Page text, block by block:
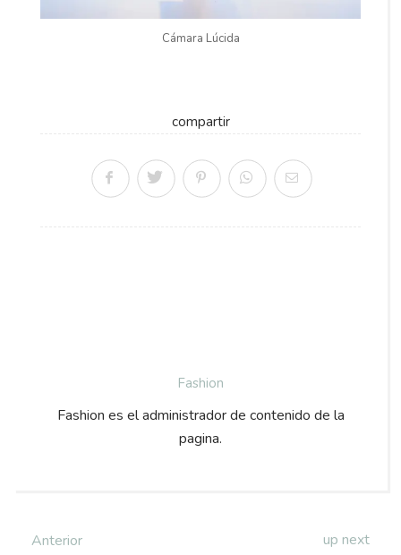
Cámara Lúcida
compartir
Fashion
Fashion es el administrador de contenido de la
pagina.
Anterior up next